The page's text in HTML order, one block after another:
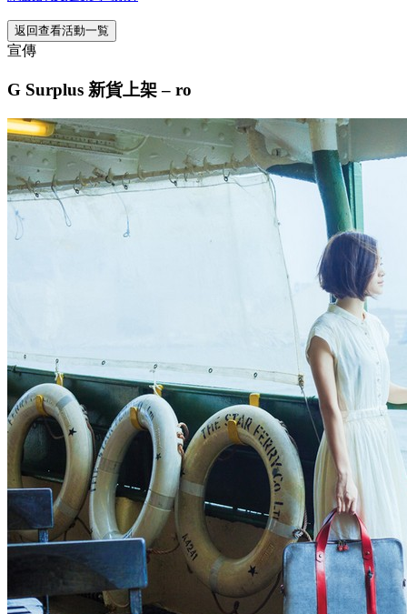
返回查看活動一覧
宣傳
G Surplus 新貨上架 – ro